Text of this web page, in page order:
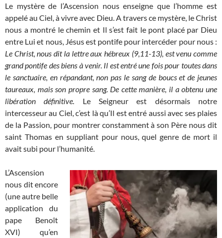
Le mystère de l’Ascension nous enseigne que l’homme est
appelé au Ciel, à vivre avec Dieu. A travers ce mystère, le Christ
nous a montré le chemin et Il s’est fait le pont placé par Dieu
entre Lui et nous, Jésus est pontife pour intercéder pour nous :
Le Christ, nous dit la lettre aux hébreux (9,11-13), est venu comme
grand pontife des biens à venir. Il est entré une fois pour toutes dans
le sanctuaire, en répandant, non pas le sang de boucs et de jeunes
taureaux, mais son propre sang. De cette manière, il a obtenu une
libération définitive.
Le Seigneur est désormais notre
intercesseur au Ciel, c’est là qu’Il est entré aussi avec ses plaies
de la Passion, pour montrer constamment à son Père nous dit
saint Thomas en suppliant pour nous, quel genre de mort il
avait subi pour l’humanité.
L’Ascension
nous dit encore
(une autre belle
application du
pape Benoît
XVI) qu’en